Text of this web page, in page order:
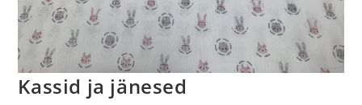
Kassid ja jänesed